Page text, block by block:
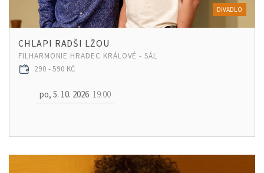
DIVADLO
CHLAPI RADŠI LŽOU
FILHARMONIE HRADEC KRÁLOVÉ - SÁL
290 - 590 KČ
po, 5. 10. 2026 19:00